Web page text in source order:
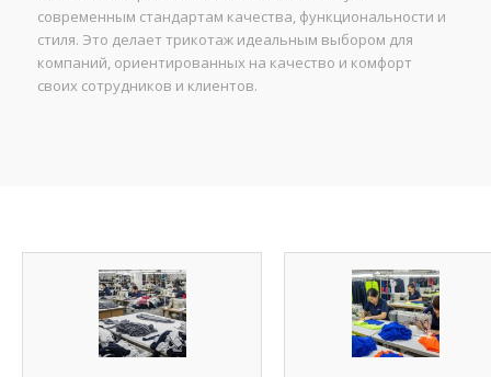
современным стандартам качества, функциональности и
стиля. Это делает трикотаж идеальным выбором для
компаний, ориентированных на качество и комфорт
своих сотрудников и клиентов.